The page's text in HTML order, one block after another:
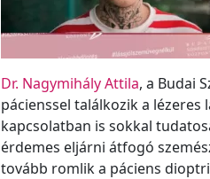
Dr. Nagymihály Attila, a Budai
pácienssel találkozik a lézeres
kapcsolatban is sokkal
érdemes eljárni átfogó
tovább romlik a páciens